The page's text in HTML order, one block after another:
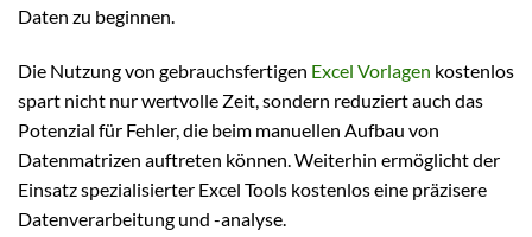
Daten zu beginnen.
Die Nutzung von gebrauchsfertigen Excel Vorlagen kostenlos
spart nicht nur wertvolle Zeit, sondern reduziert auch das
Potenzial für Fehler, die beim manuellen Aufbau von
Datenmatrizen auftreten können. Weiterhin ermöglicht der
Einsatz spezialisierter Excel Tools kostenlos eine präzisere
Datenverarbeitung und -analyse.